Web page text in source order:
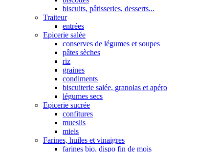
biscuits, pâtisseries, desserts...
Traiteur
entrées
Epicerie salée
conserves de légumes et soupes
pâtes sèches
riz
graines
condiments
biscuiterie salée, granolas et apéro
légumes secs
Epicerie sucrée
confitures
mueslis
miels
Farines, huiles et vinaigres
farines bio, dispo fin de mois